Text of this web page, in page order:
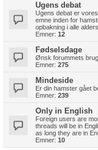
Ugens debat
Ugens debat er
emne inden for
opbakning i alle
Emner: 12
Fødselsdage
Ønsk forummets
Emner: 275
Mindeside
Er din hamster gået
Emner: 239
Only in English
Foreign users are
threads will be in
as long they are in
Emner: 10